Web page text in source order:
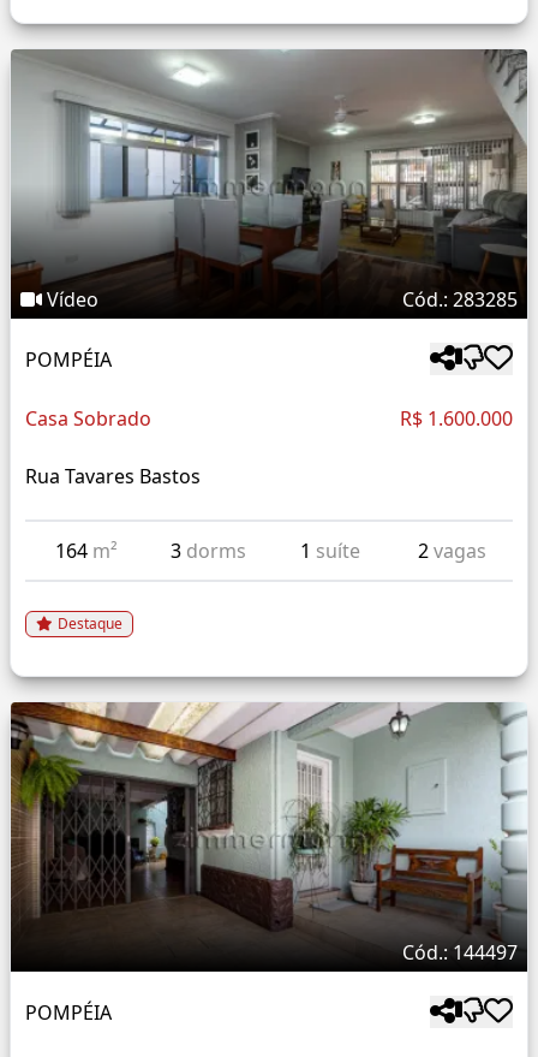
Vídeo Cód.: 283285
POMPÉIA
Casa Sobrado R$ 1.600.000
Rua Tavares Bastos
164 m² 3 dorms 1 suíte 2vagas
Destaque
Cód.: 144497
POMPÉIA